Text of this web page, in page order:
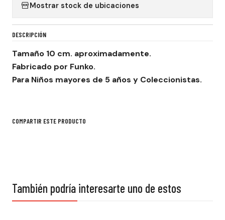
Mostrar stock de ubicaciones
DESCRIPCIÓN
Tamaño 10 cm. aproximadamente.
Fabricado por Funko.
Para Niños mayores de 5 años y Coleccionistas.
COMPARTIR ESTE PRODUCTO
También podría interesarte uno de estos